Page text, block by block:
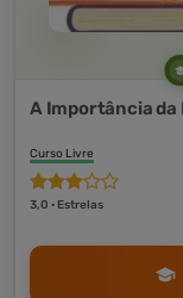
A Importância da
Curso Livre
3,0 · Estrelas